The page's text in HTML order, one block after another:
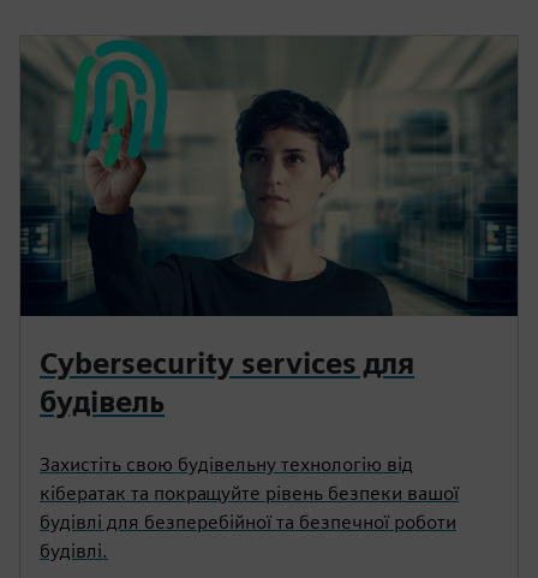
Cybersecurity services для
будівель
Захистіть свою будівельну технологію від
кібератак та покращуйте рівень безпеки вашої
будівлі для безперебійної та безпечної роботи
будівлі.